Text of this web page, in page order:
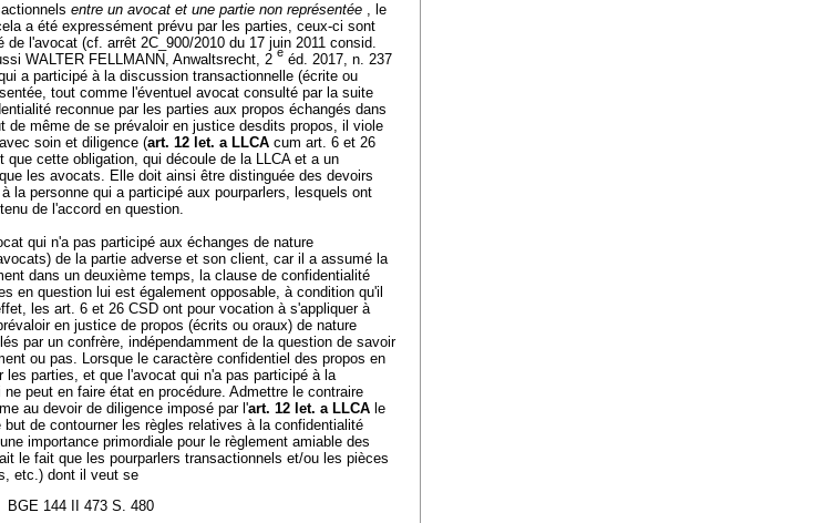
entre un avocat et une partie non représentée , le
a été expressément prévu par les parties, ceux-ci sont
l'avocat (cf. arrêt 2C_900/2010 du 17 juin 2011 consid.
WALTER FELLMANN, Anwaltsrecht, 2 e éd. 2017, n. 237
a participé à la discussion transactionnelle (écrite ou
tout comme l'éventuel avocat consulté par la suite
reconnue par les parties aux propos échangés dans
de même de se prévaloir en justice desdits propos, il viole
soin et diligence (art. 12 let. a LLCA cum art. 6 et 26
cette obligation, qui découle de la LLCA et a un
les avocats. Elle doit ainsi être distinguée des devoirs
la personne qui a participé aux pourparlers, lesquels ont
de l'accord en question.
qui n'a pas participé aux échanges de nature
de la partie adverse et son client, car il a assumé la
dans un deuxième temps, la clause de confidentialité
en question lui est également opposable, à condition qu'il
les art. 6 et 26 CSD ont pour vocation à s'appliquer à
en justice de propos (écrits ou oraux) de nature
par un confrère, indépendamment de la question de savoir
ou pas. Lorsque le caractère confidentiel des propos en
parties, et que l'avocat qui n'a pas participé à la
peut en faire état en procédure. Admettre le contraire
au devoir de diligence imposé par l'art. 12 let. a LLCA le
de contourner les règles relatives à la confidentialité
importance primordiale pour le règlement amiable des
le fait que les pourparlers transactionnels et/ou les pièces
etc.) dont il veut se
BGE 144 II 473 S. 480